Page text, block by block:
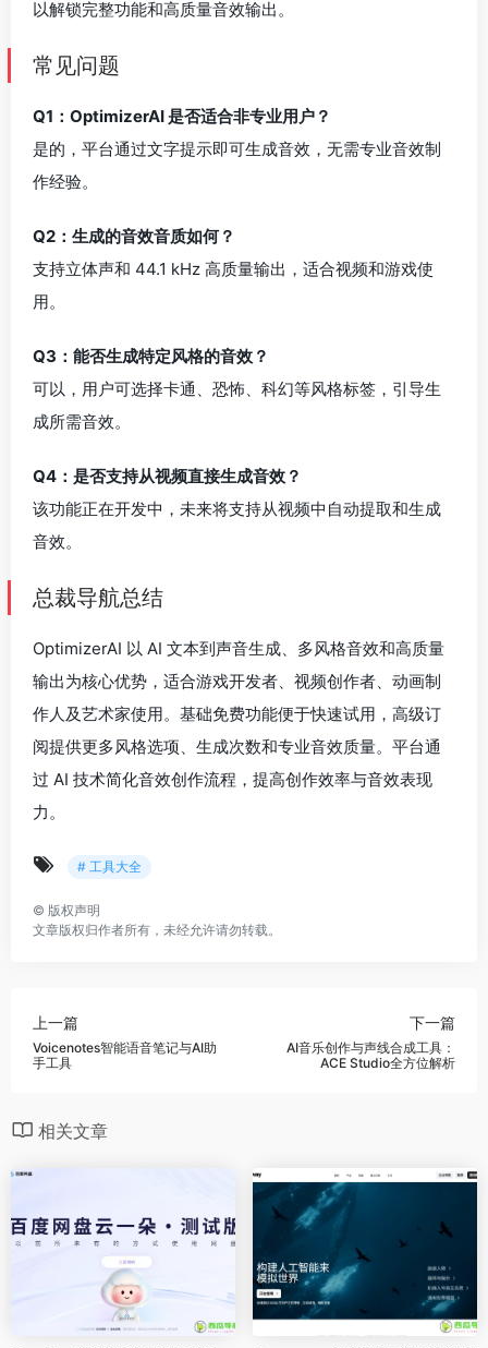
以解锁完整功能和高质量音效输出。
常见问题
Q1：OptimizerAI 是否适合非专业用户？
是的，平台通过文字提示即可生成音效，无需专业音效制
作经验。
Q2：生成的音效音质如何？
支持立体声和 44.1 kHz 高质量输出，适合视频和游戏使
用。
Q3：能否生成特定风格的音效？
可以，用户可选择卡通、恐怖、科幻等风格标签，引导生
成所需音效。
Q4：是否支持从视频直接生成音效？
该功能正在开发中，未来将支持从视频中自动提取和生成
音效。
总裁导航总结
OptimizerAI 以 AI 文本到声音生成、多风格音效和高质量
输出为核心优势，适合游戏开发者、视频创作者、动画制
作人及艺术家使用。基础免费功能便于快速试用，高级订
阅提供更多风格选项、生成次数和专业音效质量。平台通
过 AI 技术简化音效创作流程，提高创作效率与音效表现
力。
# 工具大全
© 版权声明
文章版权归作者所有，未经允许请勿转载。
上一篇
Voicenotes智能语音笔记与AI助
手工具
下一篇
AI音乐创作与声线合成工具：
ACE Studio全方位解析
相关文章